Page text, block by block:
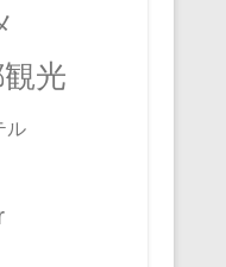
光
ル